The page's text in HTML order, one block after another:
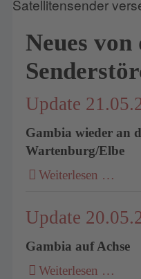
Neues von
Update
Gambia wieder an
Wartenburg/Elbe
Weiterlesen …
Update
Gambia auf Achse
Weiterlesen …